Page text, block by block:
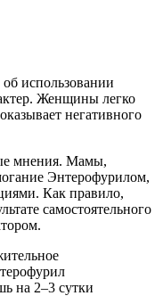
использовании
Женщины легко
негативного
мнения. Мамы,
Энтерофурилом,
Как правило,
самостоятельного
на 2–3 сутки